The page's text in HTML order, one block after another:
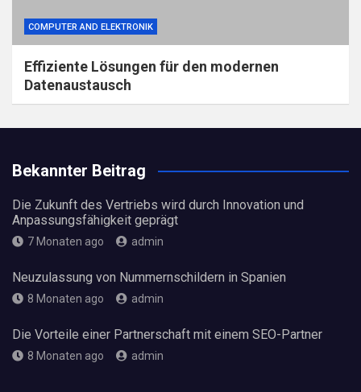
COMPUTER AND ELEKTRONIK
Effiziente Lösungen für den modernen
Datenaustausch
Bekannter Beitrag
Die Zukunft des Vertriebs wird durch Innovation und
Anpassungsfähigkeit geprägt
7 Monaten ago admin
Neuzulassung von Nummernschildern in Spanien
8 Monaten ago admin
Die Vorteile einer Partnerschaft mit einem SEO-Partner
8 Monaten ago admin